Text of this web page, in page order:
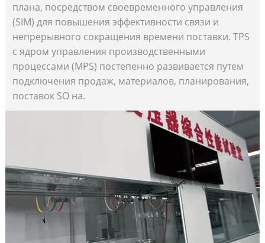
плана, посредством своевременного управления
(SIM) для повышения эффективности связи и
непрерывного сокращения времени поставки. TPS
с ядром управления производственными
процессами (MPS) постепенно развивается путем
подключения продаж, материалов, планирования,
поставок SO на.